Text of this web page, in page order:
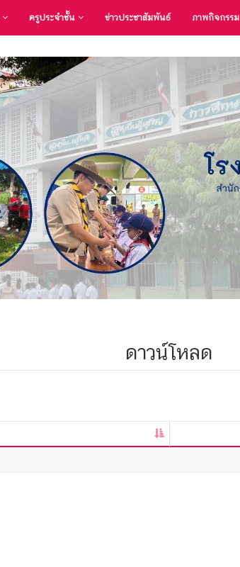
ครูประจำชั้น ข่าวประชาสัมพันธ์ ภาพกิจกรรม
ดาวน์โหลด